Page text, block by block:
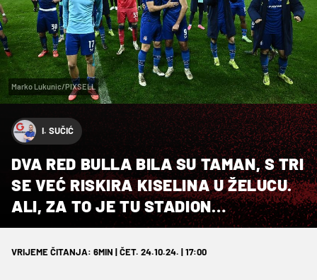
Marko Lukunic/PIXSELL
I. SUČIĆ
DVA RED BULLA BILA SU TAMAN, S TRI
SE VEĆ RISKIRA KISELINA U ŽELUCU.
ALI, ZA TO JE TU STADION…
VRIJEME ČITANJA: 6MIN | ČET. 24.10.24. | 17:00